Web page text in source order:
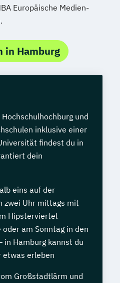
Europäische Medien-
in Hamburg
und
inklusive einer
findest du in
dein
eins auf der
zwei Uhr mittags mit
Hipsterviertel
am Sonntag in den
in Hamburg kannst du
etwas erleben
Großstadtlärm und